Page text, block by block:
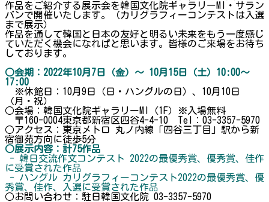
作品をご紹介する展示会を韓国文化院ギャラリーMI・サラン
バンで開催いたします。（カリグラフィーコンテストは入選
まで展示）
作品を通して韓国と日本の友好と明るい未来をもう一度感じ
ていただく機会になればと思います。皆様のご来場をお待ち
しております。
○会期：2022年10月7日（金）～ 10月15日（土）10:00～
17:00
※休館日：10月9日（日・ハングルの日）、10月10日
（月・祝）
○会場：韓国文化院ギャラリーMI（1F）※入場無料
〒160-0004東京都新宿区四谷4-4-10 Tel：03-3357-5970
○アクセス：東京メトロ 丸ノ内線「四谷三丁目」駅から新
宿御苑方向に徒歩5分
○展示内容：計75作品
- 韓日交流作文コンテスト 2022の最優秀賞、優秀賞、佳作
に受賞された作品
- ハングル カリグラフィーコンテスト2022の最優秀賞、優
秀賞、佳作、入選に受賞された作品
○お問い合わせ：駐日韓国文化院 03-3357-5970